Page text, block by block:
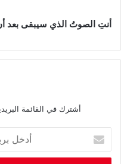
أنتِ‭ ‬الصوتُ‭ ‬الذي‭ ‬سيبقى‭ ‬بعد‭ ‬أن‭ ‬يذهبَ‭ ‬الجميع‭.‬
أشترك في القائمة
خ